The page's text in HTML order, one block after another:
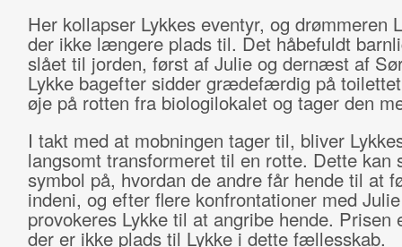
Her kollapser Lykkes eventyr, og drømmeren
der ikke længere plads til. Det håbefuldt
slået til jorden, først af Julie og dernæst af
Lykke bagefter sidder grædefærdig på
øje på rotten fra biologilokalet og tager den
I takt med at mobningen tager til, bliver
langsomt transformeret til en rotte. Dette kan
symbol på, hvordan de andre får hende til at
indeni, og efter flere konfrontationer med Julie
provokeres Lykke til at angribe hende. Prisen
der er ikke plads til Lykke i dette fællesskab.